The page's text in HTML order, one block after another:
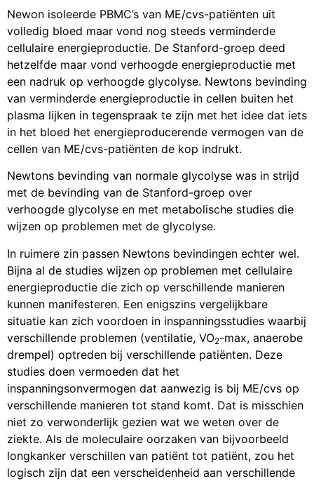
Newon isoleerde PBMC’s van ME/cvs-patiënten uit
volledig bloed maar vond nog steeds verminderde
cellulaire energieproductie. De Stanford-groep deed
hetzelfde maar vond verhoogde energieproductie met
een nadruk op verhoogde glycolyse. Newtons bevinding
van verminderde energieproductie in cellen buiten het
plasma lijken in tegenspraak te zijn met het idee dat iets
in het bloed het energieproducerende vermogen van de
cellen van ME/cvs-patiënten de kop indrukt.
Newtons bevinding van normale glycolyse was in strijd
met de bevinding van de Stanford-groep over
verhoogde glycolyse en met metabolische studies die
wijzen op problemen met de glycolyse.
In ruimere zin passen Newtons bevindingen echter wel.
Bijna al de studies wijzen op problemen met cellulaire
energieproductie die zich op verschillende manieren
kunnen manifesteren. Een enigszins vergelijkbare
situatie kan zich voordoen in inspanningsstudies waarbij
verschillende problemen (ventilatie, VO2-max, anaerobe
drempel) optreden bij verschillende patiënten. Deze
studies doen vermoeden dat het
inspanningsonvermogen dat aanwezig is bij ME/cvs op
verschillende manieren tot stand komt. Dat is misschien
niet zo verwonderlijk gezien wat we weten over de
ziekte. Als de moleculaire oorzaken van bijvoorbeeld
longkanker verschillen van patiënt tot patiënt, zou het
logisch zijn dat een verscheidenheid aan verschillende